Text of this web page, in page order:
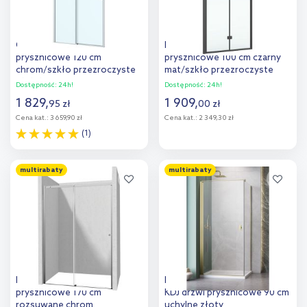
Oltens Breda drzwi
prysznicowe 120 cm
chrom/szkło przezroczyste
21212100
Dostępność: 24h!
1 829,95 zł
Cena kat.: 3 659,90 zł
(1)
Dodaj do
porównania
Roca Capital drzwi
prysznicowe 100 cm czarny
mat/szkło przezroczyste
AM4510016M
Dostępność: 24h!
1 909,00 zł
Cena kat.: 2 349,30 zł
Dodaj do
multirabaty
Deante Kerria Plus drzwi
prysznicowe 170 cm
multirabaty
Radaway Nes Brushed Gold
KDJ drzwi prysznicowe 90 cm